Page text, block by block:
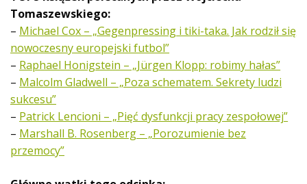
Tomaszewskiego:
– Michael Cox – „Gegenpressing i tiki-taka. Jak rodził się
nowoczesny europejski futbol”
– Raphael Honigstein – „Jürgen Klopp: robimy hałas”
– Malcolm Gladwell – „Poza schematem. Sekrety ludzi
sukcesu”
– Patrick Lencioni – „Pięć dysfunkcji pracy zespołowej”
– Marshall B. Rosenberg – „Porozumienie bez
przemocy”